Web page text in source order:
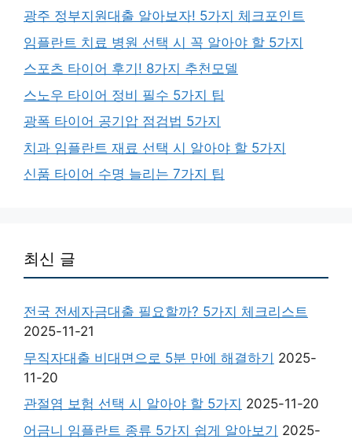
광주 정부지원대출 알아보자! 5가지 체크포인트
임플란트 치료 병원 선택 시 꼭 알아야 할 5가지
스포츠 타이어 후기! 8가지 추천모델
스노우 타이어 정비 필수 5가지 팁
광폭 타이어 공기압 점검법 5가지
치과 임플란트 재료 선택 시 알아야 할 5가지
신품 타이어 수명 늘리는 7가지 팁
최신 글
전국 전세자금대출 필요할까? 5가지 체크리스트
2025-11-21
무직자대출 비대면으로 5분 만에 해결하기 2025-
11-20
관절염 보험 선택 시 알아야 할 5가지 2025-11-20
어금니 임플란트 종류 5가지 쉽게 알아보기 2025-